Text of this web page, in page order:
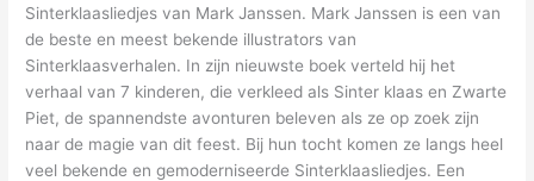
Sinterklaasliedjes van Mark Janssen. Mark Janssen is een van
de beste en meest bekende illustrators van
Sinterklaasverhalen. In zijn nieuwste boek verteld hij het
verhaal van 7 kinderen, die verkleed als Sinter klaas en Zwarte
Piet, de spannendste avonturen beleven als ze op zoek zijn
naar de magie van dit feest. Bij hun tocht komen ze langs heel
veel bekende en gemoderniseerde Sinterklaasliedjes. Een